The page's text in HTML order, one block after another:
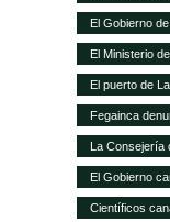
sensiblemente
El Gobierno
variedades
El Ministerio
nueva
aplicada al
El puerto de
Alimentos
Fegainca
POSEI 2013»
La Consejería
láctea y
El Gobierno
Científicos